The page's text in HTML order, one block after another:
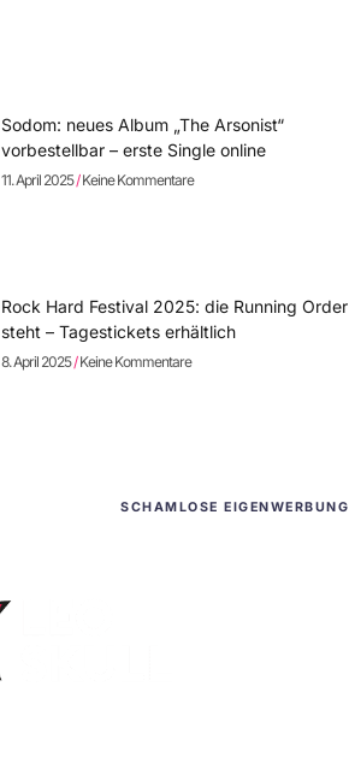
Sodom: neues Album „The Arsonist“
vorbestellbar – erste Single online
11. April 2025 Keine Kommentare
Rock Hard Festival 2025: die Running Order
steht – Tagestickets erhältlich
8. April 2025 Keine Kommentare
SCHAMLOSE EIGENWERBUNG